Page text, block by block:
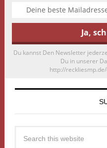
Du kannst Den Newsletter
Du in unserer
http://